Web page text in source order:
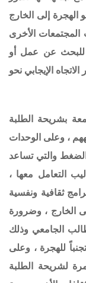
الهجرة إلى الخارج
المجتمعات الأخرى
للبحث عن عمل أو
الإيجابي نحو
بشريحة الطلبة
، وعلى الوحدات
والتي تساعد
التعامل معها ،
ثقافية ونفسية
الخارج ، وضرورة
الجامعي وذلك
للهجرة ، وعلى
لشريحة الطلبة